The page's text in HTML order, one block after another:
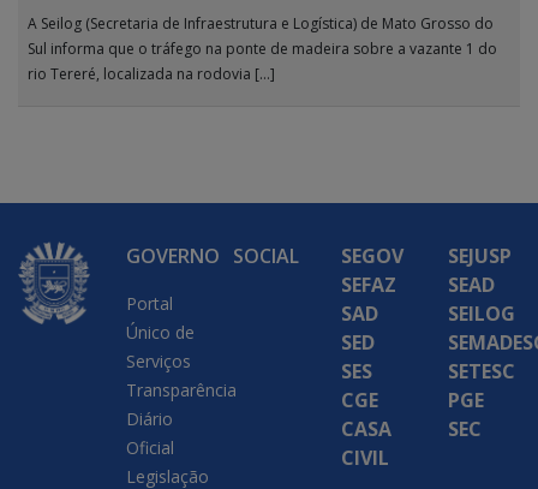
A Seilog (Secretaria de Infraestrutura e Logística) de Mato Grosso do
Sul informa que o tráfego na ponte de madeira sobre a vazante 1 do
rio Tereré, localizada na rodovia […]
GOVERNO
Portal
Único de
Serviços
Transparência
Diário
Oficial
Legislação
SOCIAL
SEGOV
SEFAZ
SAD
SED
SES
CGE
CASA
CIVIL
SEJUSP
SEAD
SEILOG
SETESC
PGE
SEC